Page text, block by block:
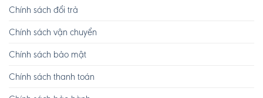
Chính sách đổi trả
Chính sách vận chuyển
Chính sách bảo mật
Chính sách thanh toán